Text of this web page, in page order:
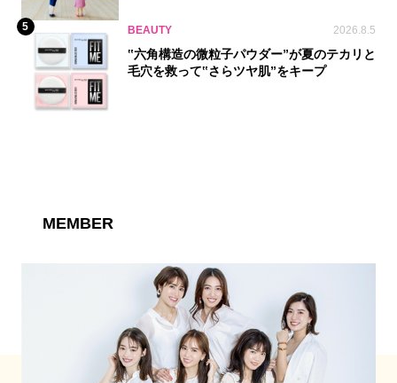
5 BEAUTY 2026.8.5
‟六角構造の微粒子パウダー”が夏のテカリと
毛穴を救って‟さらツヤ肌”をキープ
MEMBER